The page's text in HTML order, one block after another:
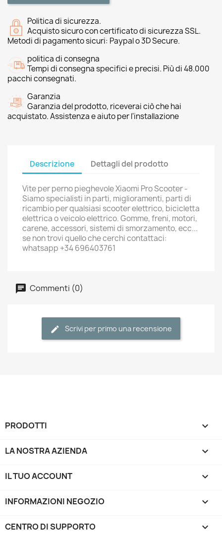
Politica di sicurezza.
Acquisto sicuro con certificato di sicurezza SSL.
Metodi di pagamento sicuri: Paypal o 3D Secure.
politica di consegna
Tempi di consegna specifici e precisi. Più di 48.000
pacchi consegnati.
Garanzia
Garanzia del prodotto, riceverai ciò che hai
acquistato. Assistenza e aiuto per l'installazione
Descrizione Dettagli del prodotto
Vite per perno pieghevole Xiaomi Pro Scooter -
Siamo specialisti in parti, miglioramenti, parti di
ricambio per qualsiasi scooter elettrico, bicicletta
elettrica o veicolo elettrico. Gomme, freni, motori,
carene, accessori, sistemi di smorzamento, ecc...
se non trovi quello che cerchi contattaci:
whatsapp +34 696403761
Commenti (0)
Scrivi per primo una recensione
PRODOTTI 
LA NOSTRA AZIENDA 
IL TUO ACCOUNT 
INFORMAZIONI NEGOZIO keyboard_arrow_down
CENTRO DI SUPPORTO 